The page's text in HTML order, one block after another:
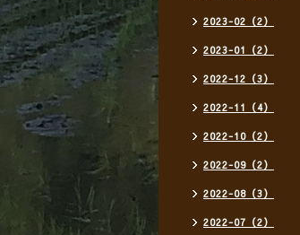
2023-02（2）
2023-01（2）
2022-12（3）
2022-11（4）
2022-10（2）
2022-09（2）
2022-08（3）
2022-07（2）